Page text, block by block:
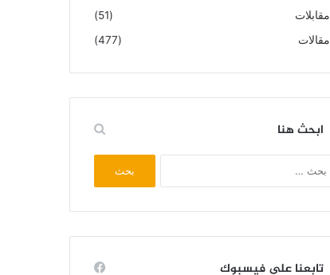
مقابلات
(51)
مقالات
(477)
ابحث هنا
تابعنا على فيسبوك